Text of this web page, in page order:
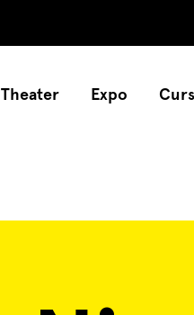
Theater Expo